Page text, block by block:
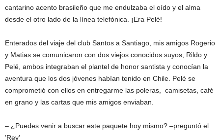
cantarino acento brasileño que me endulzaba el oído y el alma
desde el otro lado de la línea telefónica. ¡Era Pelé!
Enterados del viaje del club Santos a Santiago, mis amigos Rogerio
y Matias se comunicaron con dos viejos conocidos suyos, Rildo y
Pelé, ambos integraban el plantel de honor santista y conocían la
aventura que los dos jóvenes habían tenido en Chile. Pelé se
comprometió con ellos en entregarme las poleras, camisetas, café
en grano y las cartas que mis amigos enviaban.
– ¿Puedes venir a buscar este paquete hoy mismo? –preguntó el
’Rey’